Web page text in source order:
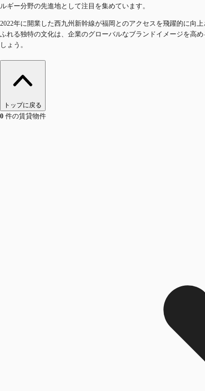
ルギー分野の先進地として注目を集めています。
2022年に開業した西九州新幹線が福岡とのアクセスを飛躍的に向
ふれる独特の文化は、企業のグローバルなブランドイメージを高
しょう。
トップに戻る
0 件の賃貸物件